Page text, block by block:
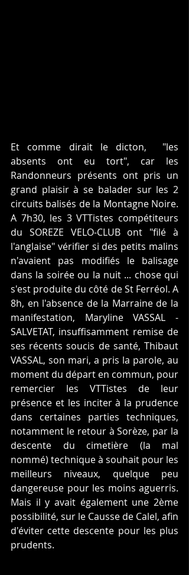
Et comme dirait le dicton,  "les
absents ont eu tort", car les
Randonneurs présents ont pris un
grand plaisir à se balader sur les 2
circuits balisés de la Montagne Noire.
A 7h30, les 3 VTTistes compétiteurs
du SOREZE VELO-CLUB ont "filé à
l'anglaise" vérifier si des petits malins
n'avaient pas modifiés le balisage
dans la soirée ou la nuit ... chose qui
s'est produite du côté de St Ferréol. A
8h, en l'absence de la Marraine de la
manifestation, Maryline VASSAL -
SALVETAT, insuffisamment remise de
ses récents soucis de santé, Thibaut
VASSAL, son mari, a pris la parole, au
moment du départ en commun, pour
remercier les VTTistes de leur
présence et les inciter à la prudence
dans certaines parties techniques,
notamment le retour à Sorèze, par la
descente du cimetière (la mal
nommé) technique à souhait pour les
meilleurs niveaux, quelque peu
dangereuse pour les moins aguerris.
Mais il y avait également une 2ème
possibilité, sur le Causse de Calel, afin
d'éviter cette descente pour les plus
prudents.